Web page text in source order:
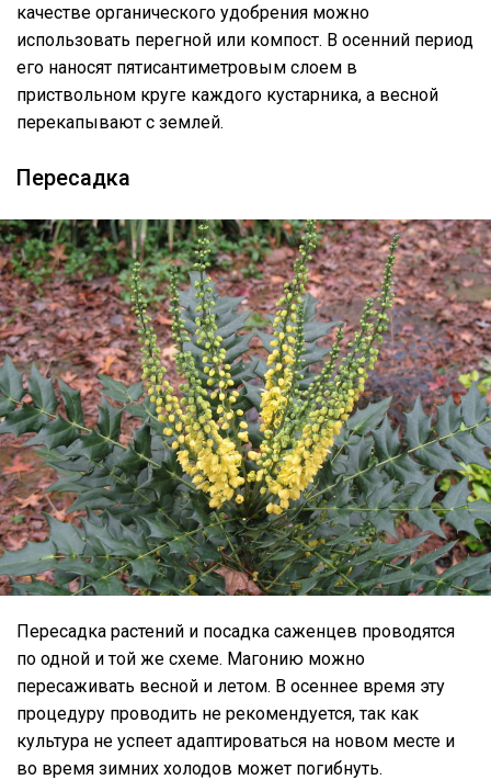
качестве органического удобрения можно
использовать перегной или компост. В осенний период
его наносят пятисантиметровым слоем в
приствольном круге каждого кустарника, а весной
перекапывают с землей.
Пересадка
Пересадка растений и посадка саженцев проводятся
по одной и той же схеме. Магонию можно
пересаживать весной и летом. В осеннее время эту
процедуру проводить не рекомендуется, так как
культура не успеет адаптироваться на новом месте и
во время зимних холодов может погибнуть.